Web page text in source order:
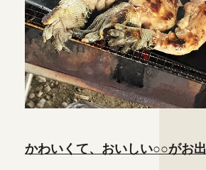
かわいくて、おいしい○○がお出